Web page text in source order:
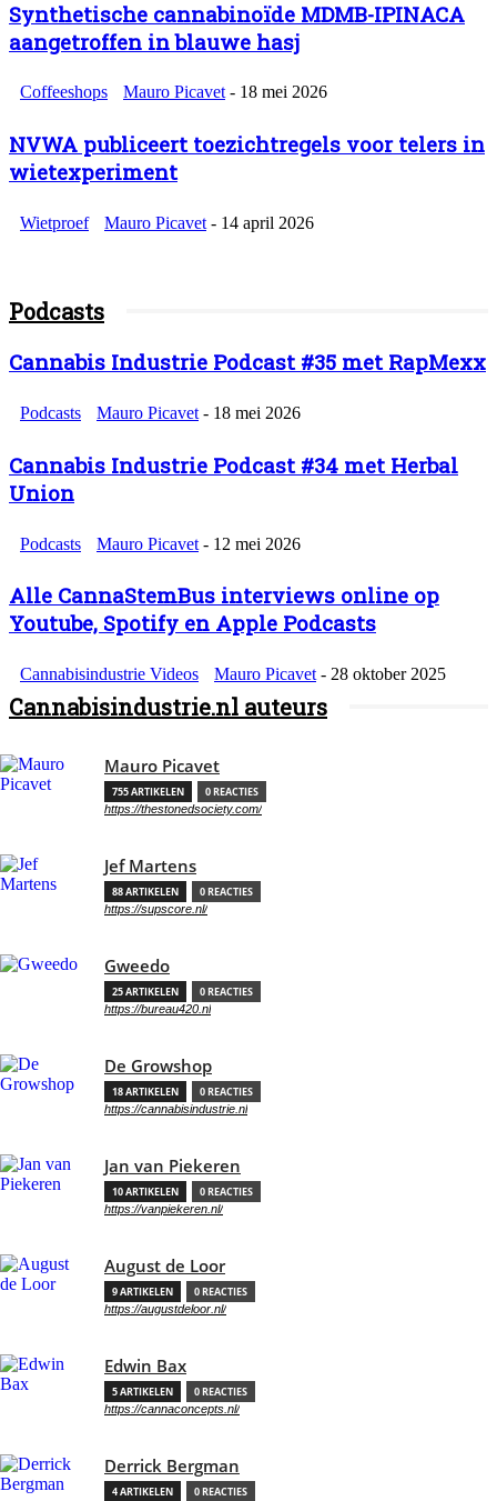
Synthetische cannabinoïde MDMB-IPINACA
aangetroffen in blauwe hasj
Coffeeshops Mauro Picavet - 18 mei 2026
NVWA publiceert toezichtregels voor telers in
wietexperiment
Wietproef Mauro Picavet - 14 april 2026
Podcasts
Cannabis Industrie Podcast #35 met RapMexx
Podcasts Mauro Picavet - 18 mei 2026
Cannabis Industrie Podcast #34 met Herbal
Union
Podcasts Mauro Picavet - 12 mei 2026
Alle CannaStemBus interviews online op
Youtube, Spotify en Apple Podcasts
Cannabisindustrie Videos Mauro Picavet - 28 oktober 2025
Cannabisindustrie.nl auteurs
Mauro Picavet
755 ARTIKELEN 0 REACTIES
https://thestonedsociety.com/
Jef Martens
88 ARTIKELEN 0 REACTIES
https://supscore.nl/
Gweedo
25 ARTIKELEN 0 REACTIES
https://bureau420.nl
De Growshop
18 ARTIKELEN 0 REACTIES
https://cannabisindustrie.nl
Jan van Piekeren
10 ARTIKELEN 0 REACTIES
https://vanpiekeren.nl/
August de Loor
9 ARTIKELEN 0 REACTIES
https://augustdeloor.nl/
Edwin Bax
5 ARTIKELEN 0 REACTIES
https://cannaconcepts.nl/
Derrick Bergman
4 ARTIKELEN 0 REACTIES